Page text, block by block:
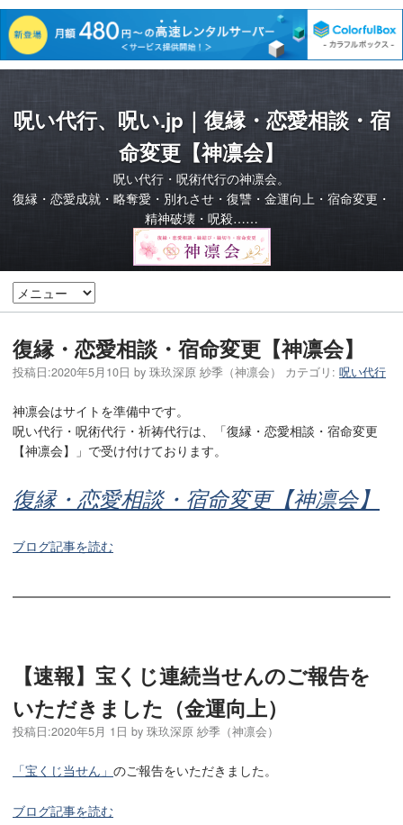
呪い代行、呪い.jp｜復縁・恋愛相談・宿
命変更【神凛会】
呪い代行・呪術代行の神凛会。
復縁・恋愛成就・略奪愛・別れさせ・復讐・金運向上・宿命変更・
精神破壊・呪殺……
復縁・恋愛相談・宿命変更【神凛会】
投稿日:2020年5月10日 by 珠玖深原 紗季（神凛会） カテゴリ: 呪い代行
神凛会はサイトを準備中です。
呪い代行・呪術代行・祈祷代行は、「復縁・恋愛相談・宿命変更
【神凛会】」で受け付けております。
復縁・恋愛相談・宿命変更【神凛会】
ブログ記事を読む
【速報】宝くじ連続当せんのご報告を
いただきました（金運向上）
投稿日:2020年5月 1日 by 珠玖深原 紗季（神凛会）
「宝くじ当せん」 のご報告をいただきました。
ブログ記事を読む